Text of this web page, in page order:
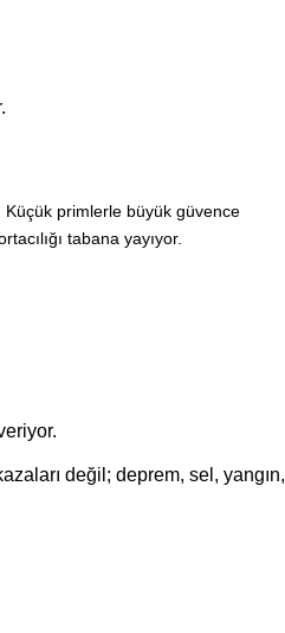
Küçük primlerle büyük güvence
tabana yayıyor.
değil; deprem, sel, yangın,